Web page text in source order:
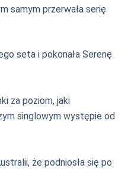
samym przerwała serię
seta i pokonała Serenę
za poziom, jaki
singlowym występie od
że podniosła się po